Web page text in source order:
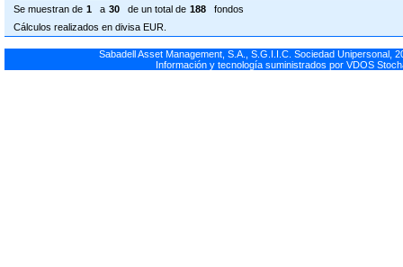
Se muestran de 1 a 30 de un total de 188
fondos
Cálculos realizados en divisa EUR.
Sabadell Asset Management, S.A., S.G.I.I.C. Sociedad Unipersonal,
Información y tecnología suministrados por VDOS